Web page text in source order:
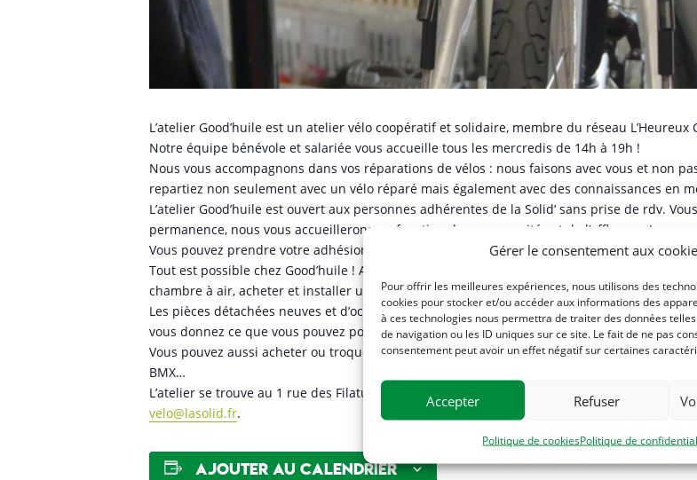
Gérer le consentement aux
Pour offrir les meilleures expériences, nous utilisons des
cookies pour stocker et/ou accéder aux informations des
à ces technologies nous permettra de traiter des données
de navigation ou les ID uniques sur ce site. Le fait de ne pas
consentement peut avoir un effet négatif sur certaines
Accepter Refuser
Politique de cookiesPolitique de
L’atelier Good’huile est un atelier vélo coopératif et solidaire, membre du réseau L’Heureux
Notre équipe bénévole et salariée vous accueille tous les mercredis de 14h à 19h !
Nous vous accompagnons dans vos réparations de vélos : nous faisons avec vous et non
repartiez non seulement avec un vélo réparé mais également avec des connaissances en
L’atelier Good’huile est ouvert aux personnes adhérentes de la Solid’ sans prise de rdv.
permanence, nous vous accueillerons en fonction de nos capacités et de l’affluence !
Vous pouvez prendre votre adhésion lors de votre première venue à l’atelier.
Tout est possible chez Good’huile ! Apprendre à réparer ce dérailleur dont les vitesses
chambre à air, acheter et installer un porte-bagages…
Les pièces détachées neuves et d’occasion sont en vente à prix fixe, l’accompagnement
vous donnez ce que vous pouvez pour aider l’atelier à continuer son bout de chemin !
Vous pouvez aussi acheter ou troquer un vélo issu de notre atelier, nous en avons pour
BMX…
L’atelier se trouve au 1 rue des Filatures à Clisson, derrière la Maison de la Solidarité. Plus
velo@lasolid.fr.
Ajouter au calendrier